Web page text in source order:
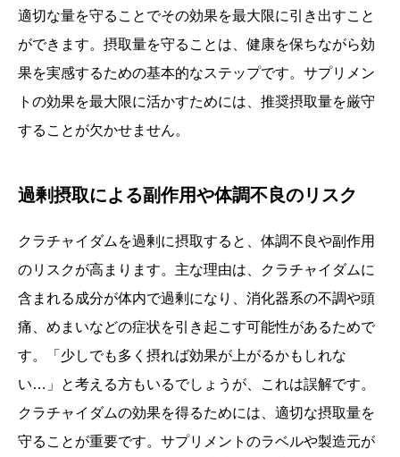
適切な量を守ることでその効果を最大限に引き出すこと
ができます。摂取量を守ることは、健康を保ちながら効
果を実感するための基本的なステップです。サプリメン
トの効果を最大限に活かすためには、推奨摂取量を厳守
することが欠かせません。
過剰摂取による副作用や体調不良のリスク
クラチャイダムを過剰に摂取すると、体調不良や副作用
のリスクが高まります。主な理由は、クラチャイダムに
含まれる成分が体内で過剰になり、消化器系の不調や頭
痛、めまいなどの症状を引き起こす可能性があるためで
す。「少しでも多く摂れば効果が上がるかもしれな
い…」と考える方もいるでしょうが、これは誤解です。
クラチャイダムの効果を得るためには、適切な摂取量を
守ることが重要です。サプリメントのラベルや製造元が